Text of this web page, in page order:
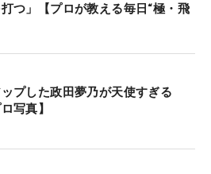
つ」【プロが教える毎日“極・飛
ップした政田夢乃が天使すぎる
写真】